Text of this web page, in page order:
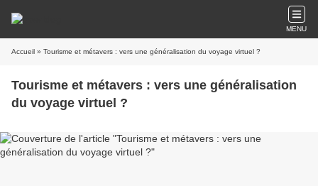
MENU
Accueil » Tourisme et métavers : vers une généralisation du voyage virtuel ?
Tourisme et métavers : vers une généralisation
du voyage virtuel ?